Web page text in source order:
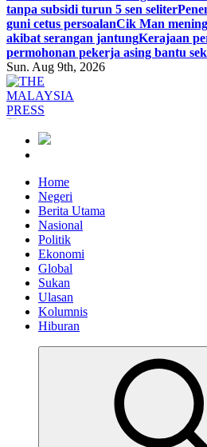
tanpa subsidi turun 5 sen seliter
guni cetus persoalanCik Man
akibat serangan jantungKerajaan
permohonan pekerja asing bantu
Sun. Aug 9th, 2026
Home
Negeri
Berita Utama
Nasional
Politik
Ekonomi
Global
Sukan
Ulasan
Kolumnis
Hiburan